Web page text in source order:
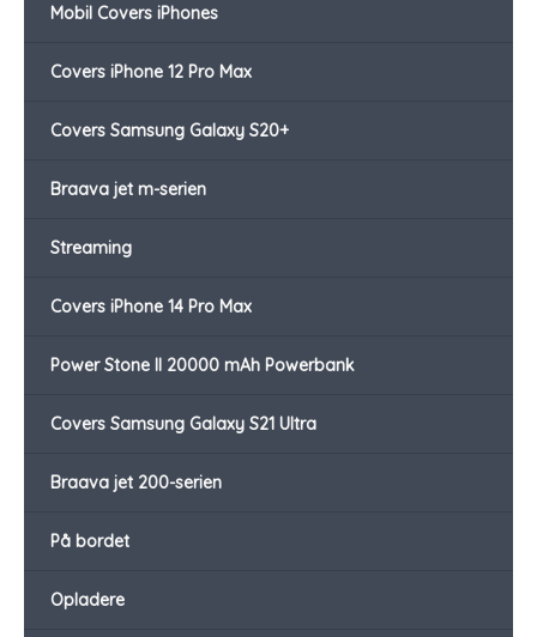
Mobil Covers iPhones
Covers iPhone 12 Pro Max
Covers Samsung Galaxy S20+
Braava jet m-serien
Streaming
Covers iPhone 14 Pro Max
Power Stone II 20000 mAh Powerbank
Covers Samsung Galaxy S21 Ultra
Braava jet 200-serien
På bordet
Opladere